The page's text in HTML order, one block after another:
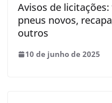
Avisos de
pneus novos,
outros
10 de junho de 2025